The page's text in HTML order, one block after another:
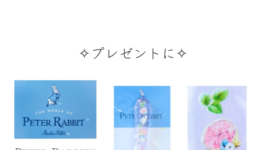
✧プレゼントに✧